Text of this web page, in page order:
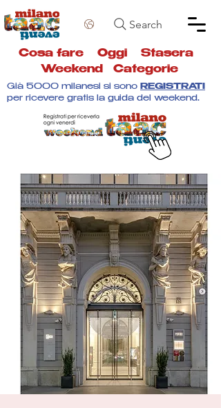
Search
Cosa fare Oggi Stasera
Weekend
Categorie
Già 5000 milanesi si sono REGISTRATI
per ricevere gratis la guida del weekend.